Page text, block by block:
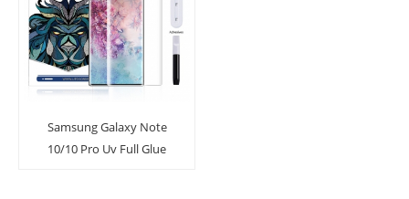
Samsung Galaxy Note
10/10 Pro Uv Full Glue